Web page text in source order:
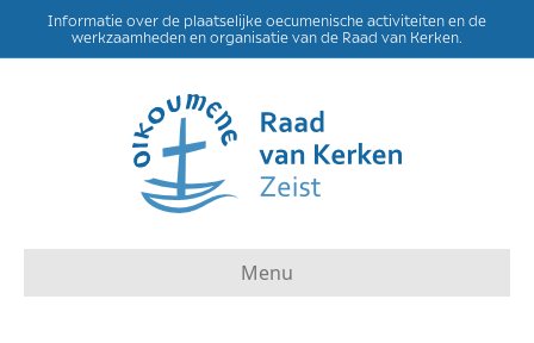
Informatie over de plaatselijke oecumenische activiteiten en de
werkzaamheden en organisatie van de Raad van Kerken.
Menu